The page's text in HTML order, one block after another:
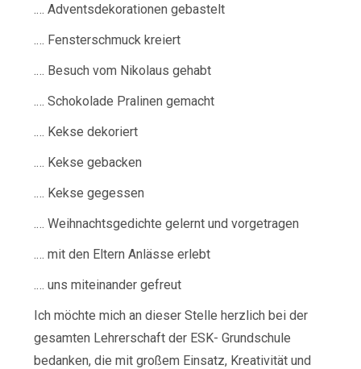
.… Adventsdekorationen gebastelt
.… Fensterschmuck kreiert
.… Besuch vom Nikolaus gehabt
.… Schokolade Pralinen gemacht
.… Kekse dekoriert
.… Kekse gebacken
.… Kekse gegessen
.… Weihnachtsgedichte gelernt und vorgetragen
.… mit den Eltern Anlässe erlebt
.… uns miteinander gefreut
Ich möchte mich an dieser Stelle herzlich bei der
gesamten Lehrerschaft der ESK- Grundschule
bedanken, die mit großem Einsatz, Kreativität und